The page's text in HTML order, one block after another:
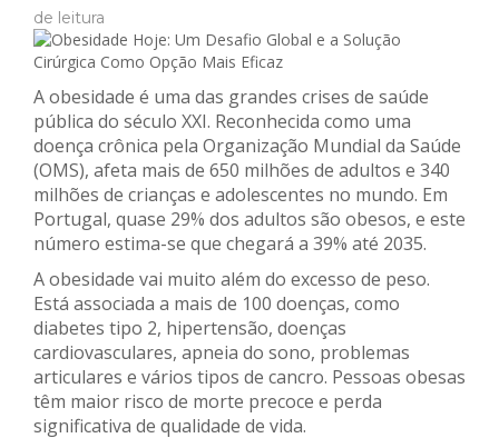
de leitura
A obesidade é uma das grandes crises de saúde
pública do século XXI. Reconhecida como uma
doença crônica pela Organização Mundial da Saúde
(OMS), afeta mais de 650 milhões de adultos e 340
milhões de crianças e adolescentes no mundo. Em
Portugal, quase 29% dos adultos são obesos, e este
número estima-se que chegará a 39% até 2035.
A obesidade vai muito além do excesso de peso.
Está associada a mais de 100 doenças, como
diabetes tipo 2, hipertensão, doenças
cardiovasculares, apneia do sono, problemas
articulares e vários tipos de cancro. Pessoas obesas
têm maior risco de morte precoce e perda
significativa de qualidade de vida.